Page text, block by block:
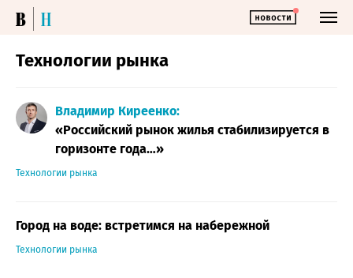
Технологии рынка
Владимир Киреенко:
«Российский рынок жилья стабилизируется в
горизонте года…»
Технологии рынка
Город на воде: встретимся на набережной
Технологии рынка